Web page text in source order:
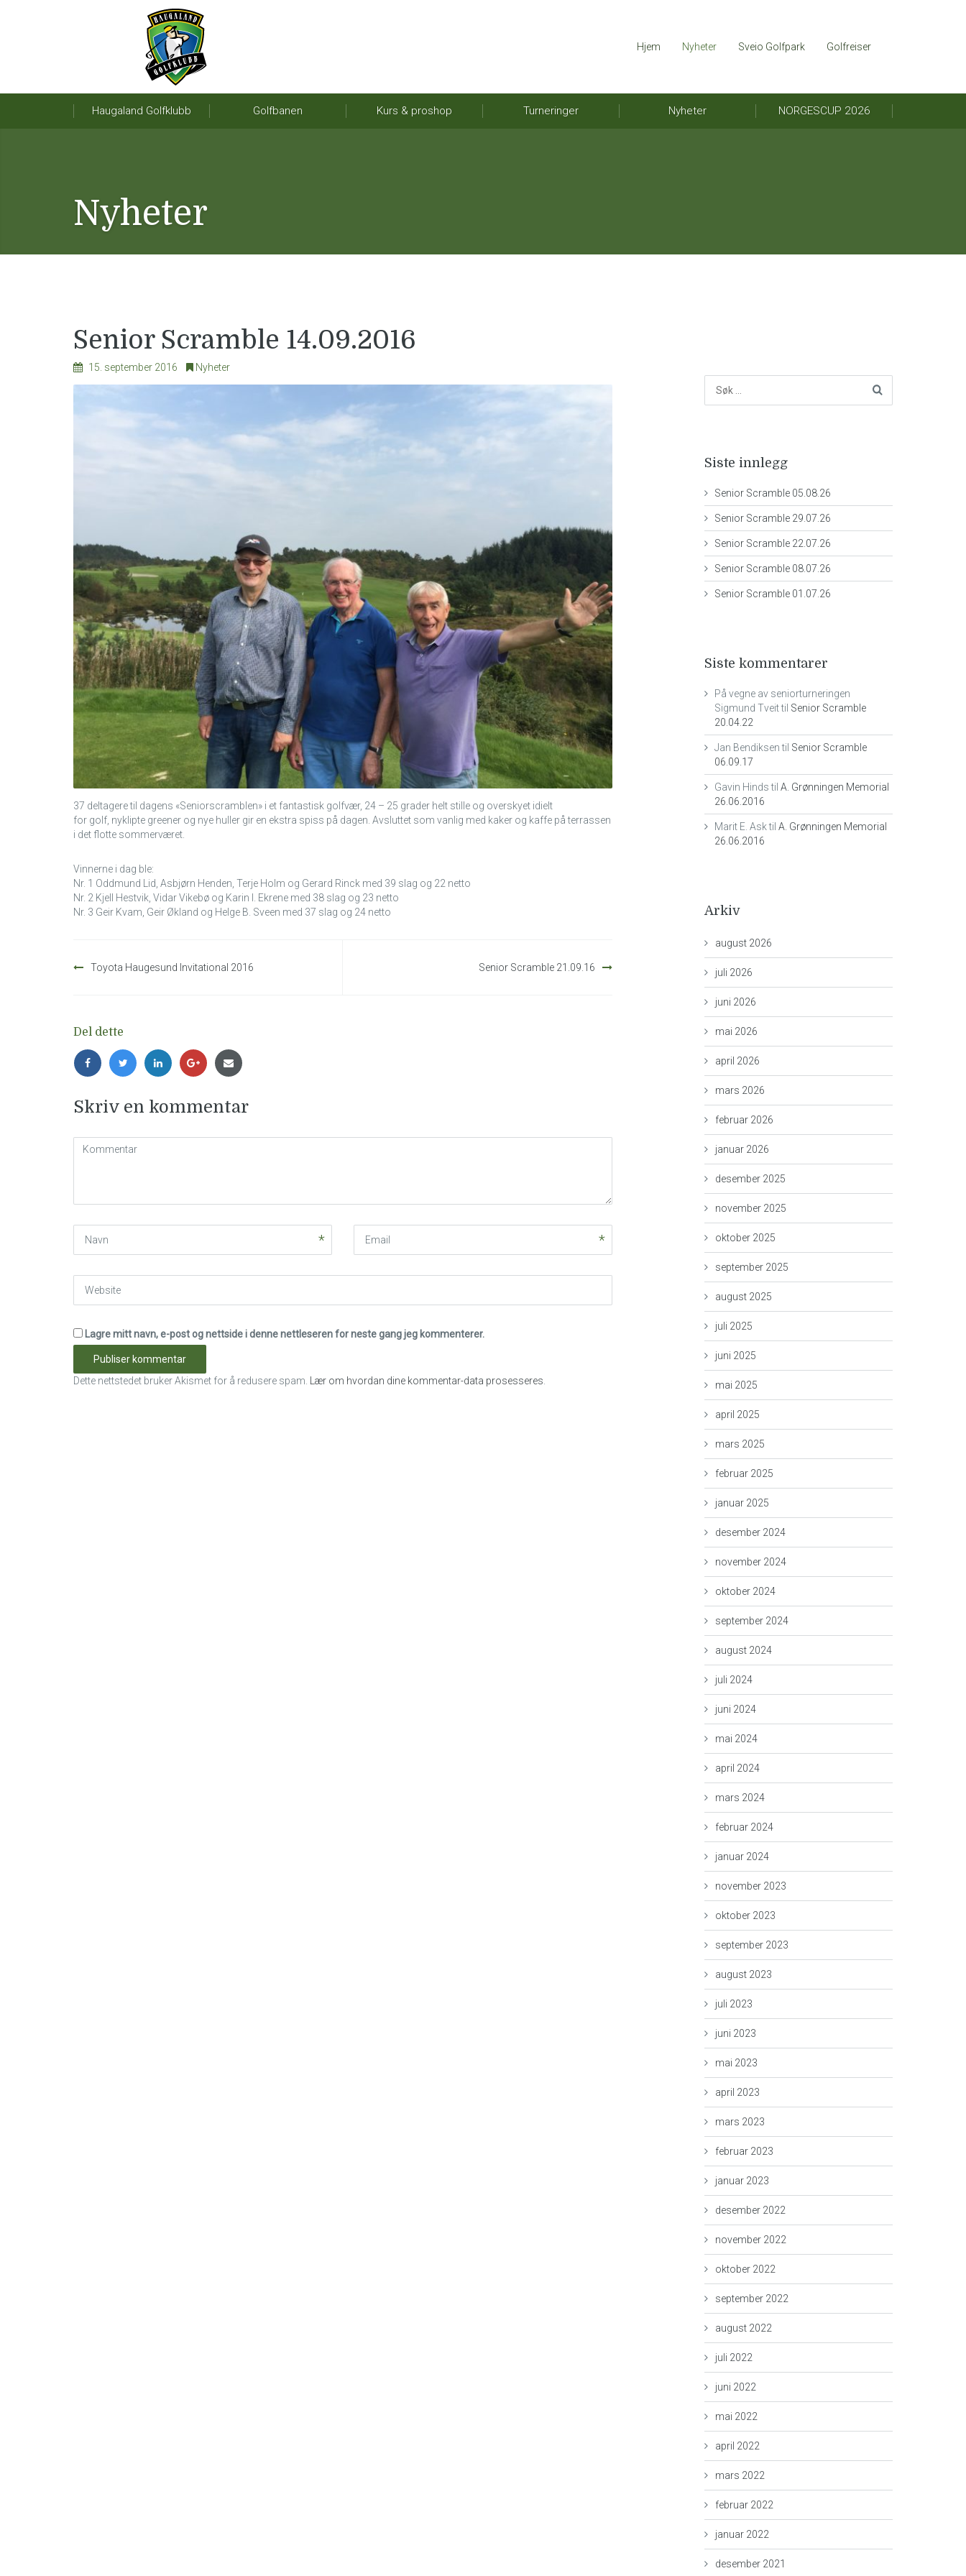
Hjem Nyheter Sveio Golfpark Golfreiser
Haugaland Golfklubb Golfbanen Kurs & proshop Turneringer Nyheter NORGESCUP 2026
Nyheter
Senior Scramble 14.09.2016
15. september 2016 Nyheter
37 deltagere til dagens «Seniorscramblen» i et fantastisk golfvær, 24 – 25 grader helt stille og overskyet idielt
for golf, nyklipte greener og nye huller gir en ekstra spiss på dagen. Avsluttet som vanlig med kaker og kaffe på terrassen
i det flotte sommerværet.
Vinnerne i dag ble:
Nr. 1 Oddmund Lid, Asbjørn Henden, Terje Holm og Gerard Rinck med 39 slag og 22 netto
Nr. 2 Kjell Hestvik, Vidar Vikebø og Karin I. Ekrene med 38 slag og 23 netto
Nr. 3 Geir Kvam, Geir Økland og Helge B. Sveen med 37 slag og 24 netto
Toyota Haugesund Invitational 2016 Senior Scramble 21.09.16
Del dette
Skriv en kommentar
Kommentar
Lagre mitt navn, e-post og nettside i denne nettleseren for neste gang jeg kommenterer.
Dette nettstedet bruker Akismet for å redusere spam. Lær om hvordan dine kommentar-data prosesseres.
Siste innlegg
Senior Scramble 05.08.26
Senior Scramble 29.07.26
Senior Scramble 22.07.26
Senior Scramble 08.07.26
Senior Scramble 01.07.26
Siste kommentarer
På vegne av seniorturneringen
Sigmund Tveittil Senior Scramble
20.04.22
Jan Bendiksentil Senior Scramble
06.09.17
Gavin Hindstil A. Grønningen Memorial
26.06.2016
Marit E. Asktil A. Grønningen Memorial
26.06.2016
Arkiv
august 2026
juli 2026
juni 2026
mai 2026
april 2026
mars 2026
februar 2026
januar 2026
desember 2025
november 2025
oktober 2025
september 2025
august 2025
juli 2025
juni 2025
mai 2025
april 2025
mars 2025
februar 2025
januar 2025
desember 2024
november 2024
oktober 2024
september 2024
august 2024
juli 2024
juni 2024
mai 2024
april 2024
mars 2024
februar 2024
januar 2024
november 2023
oktober 2023
september 2023
august 2023
juli 2023
juni 2023
mai 2023
april 2023
mars 2023
februar 2023
januar 2023
desember 2022
november 2022
oktober 2022
september 2022
august 2022
juli 2022
juni 2022
mai 2022
april 2022
mars 2022
februar 2022
januar 2022
desember 2021